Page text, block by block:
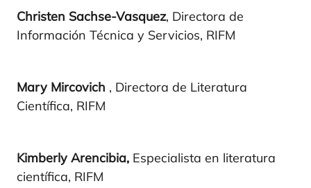
Christen Sachse-Vasquez, Directora de
Información Técnica y Servicios, RIFM
Mary Mircovich , Directora de Literatura
Científica, RIFM
Kimberly Arencibia, Especialista en literatura
científica, RIFM